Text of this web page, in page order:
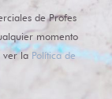
de Profes
momento
ver la Política de